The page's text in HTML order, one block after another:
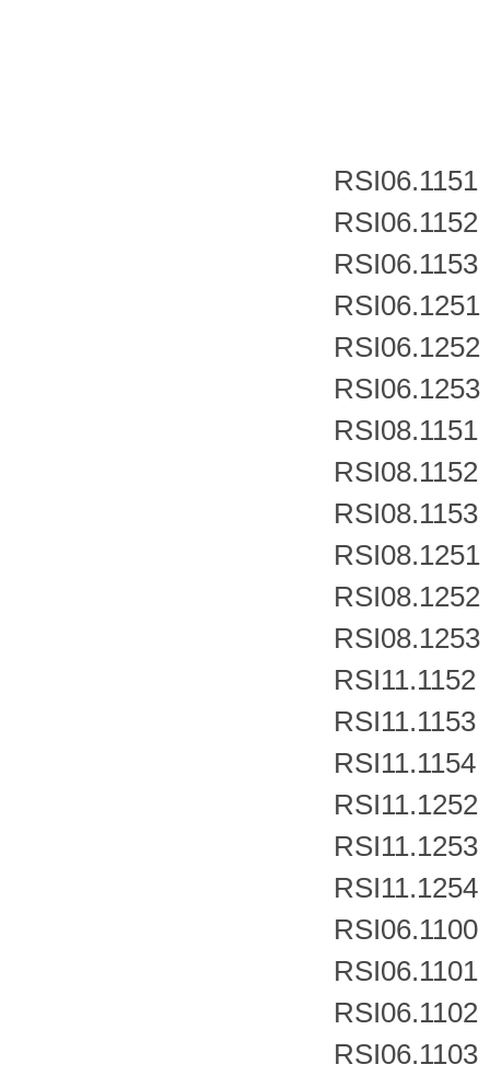
RSI06.1151
RSI06.1152
RSI06.1153
RSI06.1251
RSI06.1252
RSI06.1253
RSI08.1151
RSI08.1152
RSI08.1153
RSI08.1251
RSI08.1252
RSI08.1253
RSI11.1152
RSI11.1153
RSI11.1154
RSI11.1252
RSI11.1253
RSI11.1254
RSI06.1100
RSI06.1101
RSI06.1102
RSI06.1103